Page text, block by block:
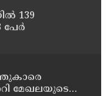
139
പേര്‍
മേഖലയുടെ